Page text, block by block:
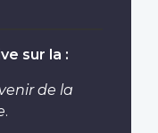
sur la :
de la
.